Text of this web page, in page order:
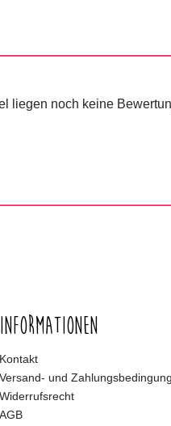
liegen noch keine
Informationen
Kontakt
Versand- und
Widerrufsrecht
AGB